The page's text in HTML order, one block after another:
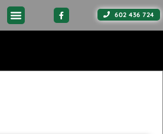
602 436 724